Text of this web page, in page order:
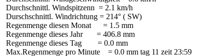
Durchschnittl. Windspitzenn  = 2.1 km/h
Durschschnittl. Windrichtung = 214° ( SW)
Regenmenge diesen Monat      = 1.5 mm
Regenmenge dieses Jahr       = 406.8 mm
Regenmenge dieses Tag        = 0.0 mm